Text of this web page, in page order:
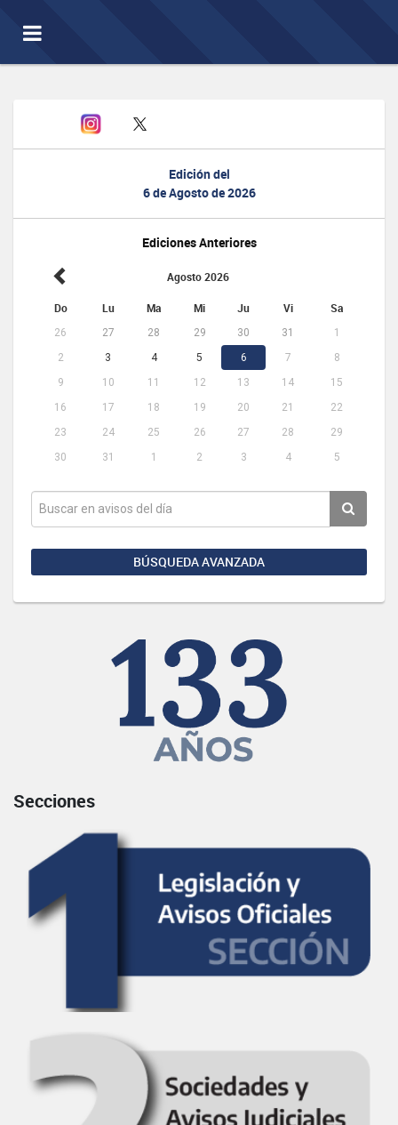
Toggle
navigation
Edición del
6 de Agosto de 2026
Ediciones Anteriores
Agosto 2026
Do Lu Ma Mi Ju Vi Sa
26 27 28 29 30 31
1
2
3 4 5 6 7
8
9
10 11 12 13 14
15
16
17 18 19 20 21
22
23
24 25 26 27 28
29
30
31 1 2 3 4 5
BÚSQUEDA AVANZADA
Secciones